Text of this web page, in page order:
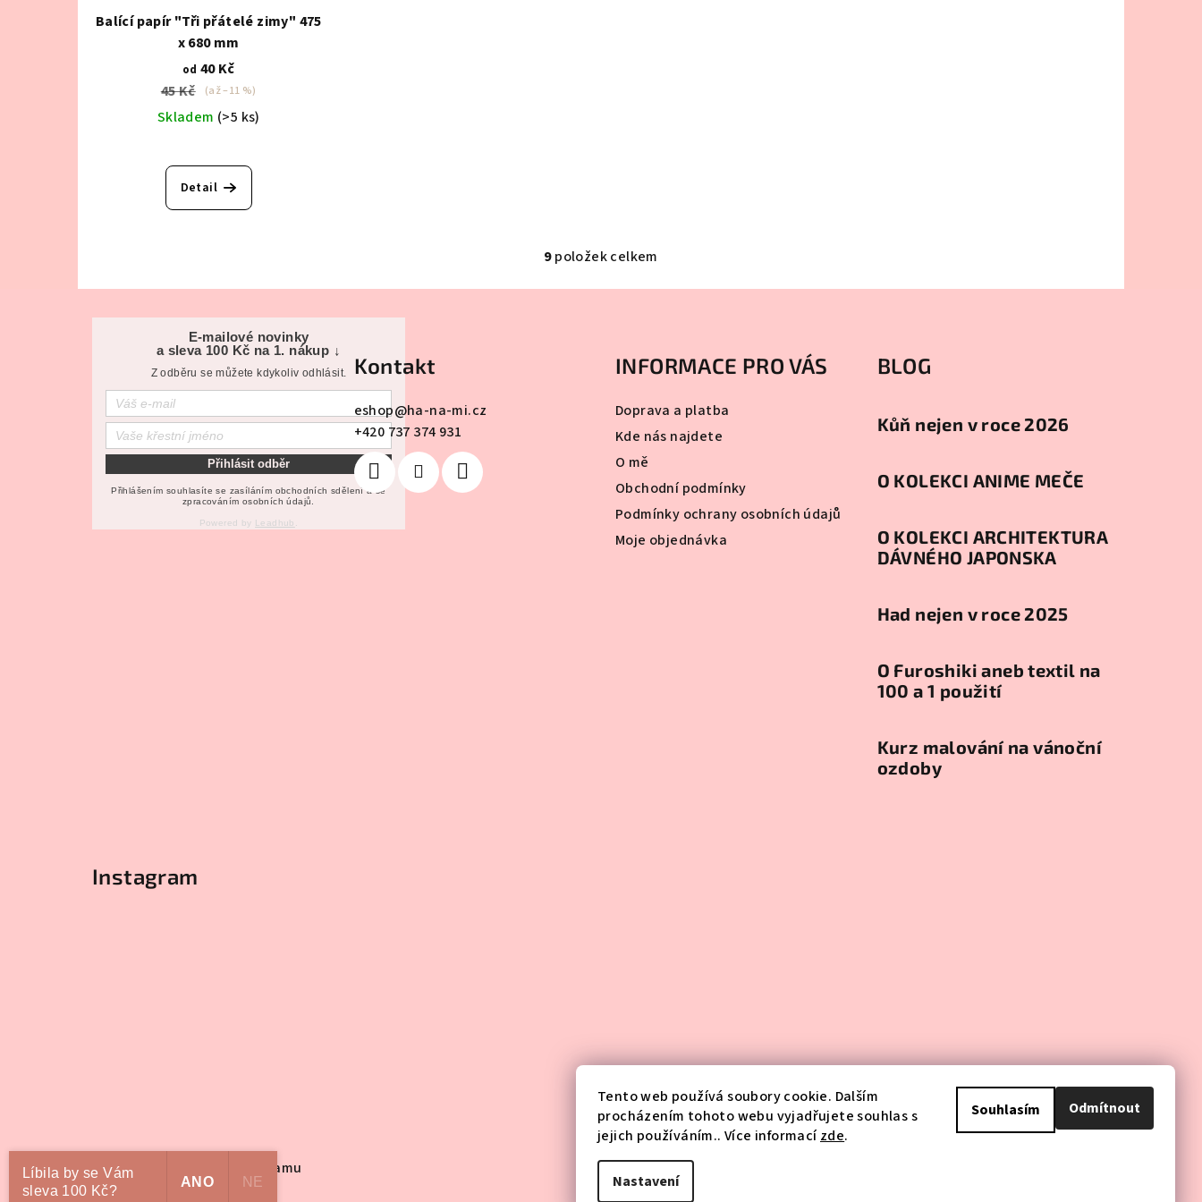
Tento web používá soubory cookie. Dalším
procházením tohoto webu vyjadřujete souhlas s
jejich používáním.. Více informacízde.
Nastavení
Odmítnout
Souhlasím
Balící papír "Tři přátelé zimy" 475
x 680 mm
od 40 Kč
45 Kč
(až –11 %)
Skladem (>5 ks)
Detail
O
v
9položek celkem
E-mailové novinky
a sleva 100 Kč na 1. nákup ↓
Z odběru se můžete kdykoliv odhlásit.
Přihlásit odběr
Přihlášením souhlasíte se zasíláním obchodních sdělení a se
zpracováním osobních údajů.
Powered by Leadhub
Kontakt
eshop@ha-na-mi.cz
+420 737 374 931
INFORMACE PRO VÁS
Doprava a platba
Kde nás najdete
O mě
Obchodní podmínky
Podmínky ochrany osobních údajů
Moje objednávka
BLOG
Kůň nejen v roce 2026
O KOLEKCI ANIME MEČE
O KOLEKCI ARCHITEKTURA
DÁVNÉHO JAPONSKA
Had nejen v roce 2025
O Furoshiki aneb textil na
100 a 1 použití
Kurz malování na vánoční
ozdoby
Instagram
Sledovat na Instagramu
Líbila by se Vám
sleva 100 Kč?
ANO NE